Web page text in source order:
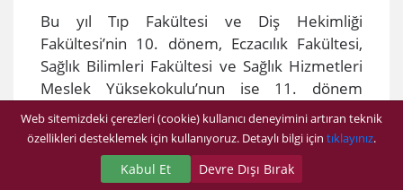
Bu yıl Tıp Fakültesi ve Diş Hekimliği
Fakültesi’nin 10. dönem, Eczacılık Fakültesi,
Sağlık Bilimleri Fakültesi ve Sağlık Hizmetleri
Meslek Yüksekokulu’nun ise 11. dönem
mezunları uğurlandı. 9 lisans, 14 ön lisans
programı ve enstitülerden mezun olan
öğrenciler, eğitim yolculuklarının gururunu
keplerini havaya fırlatarak taçlandırdı.
Web sitemizdeki çerezleri (cookie) kullanıcı deneyimini artıran teknik
özellikleri desteklemek için kullanıyoruz. Detaylı bilgi için tıklayınız.
Kabul Et Devre Dışı Bırak